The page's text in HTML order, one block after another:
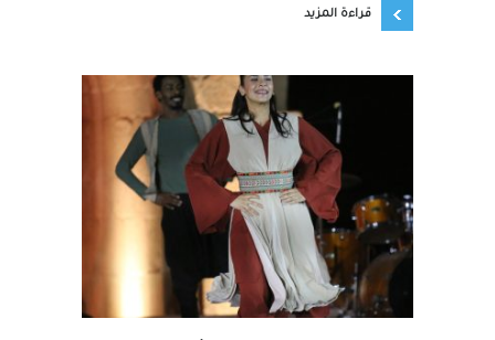
قراءة المزيد